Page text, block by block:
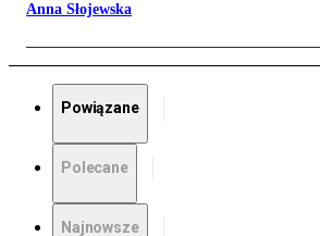
Anna Słojewska
Powiązane
Polecane
Najnowsze